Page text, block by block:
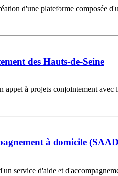
d'une plateforme composée
des Hauts-de-Seine
à projets conjointement
à domicile
service d'aide et